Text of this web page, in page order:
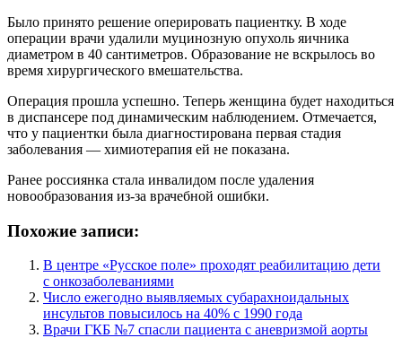
Было принято решение оперировать пациентку. В ходе
операции врачи удалили муцинозную опухоль яичника
диаметром в 40 сантиметров. Образование не вскрылось во
время хирургического вмешательства.
Операция прошла успешно. Теперь женщина будет находиться
в диспансере под динамическим наблюдением. Отмечается,
что у пациентки была диагностирована первая стадия
заболевания — химиотерапия ей не показана.
Ранее россиянка стала инвалидом после удаления
новообразования из-за врачебной ошибки.
Похожие записи:
В центре «Русское поле» проходят реабилитацию дети
с онкозаболеваниями
Число ежегодно выявляемых субарахноидальных
инсультов повысилось на 40% с 1990 года
Врачи ГКБ №7 спасли пациента с аневризмой аорты